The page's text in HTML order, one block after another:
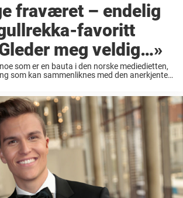
fraværet – endelig
favoritt
meg veldig…»
som er en bauta i den norske mediedietten,
som kan sammenliknes med den anerkjente